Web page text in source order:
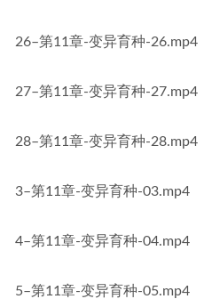
26–第11章-变异育种-26.mp4
27–第11章-变异育种-27.mp4
28–第11章-变异育种-28.mp4
3–第11章-变异育种-03.mp4
4–第11章-变异育种-04.mp4
5–第11章-变异育种-05.mp4